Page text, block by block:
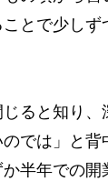
とで少しず
ると知り、
では」と背
半年での開